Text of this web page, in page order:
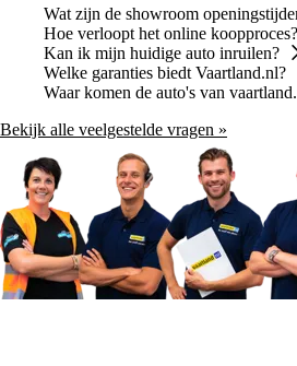
Wat zijn de showroom
Hoe verloopt het online koopproces?
Kan ik mijn huidige auto inruilen?
Welke garanties biedt Vaartland.nl?
Waar komen de auto's van
Bekijk alle veelgestelde vragen »